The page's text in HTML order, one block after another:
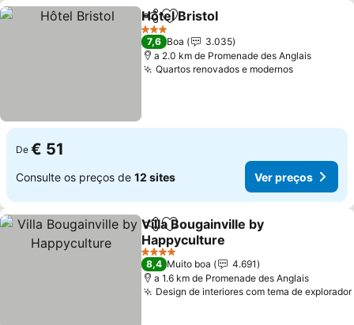
PartilharAdicionar aos favoritos
Hôtel Bristol
3 Estrelas
7,6 Boa
3.035
a 2.0 km de Promenade des Anglais
Quartos renovados e modernosVer
De € 51
Consulte os preços de 12 sites Ver preços
PartilharAdicionar aos favoritos
Villa Bougainville by
Happyculture
Ver preços
4 Estrelas
8,4 Muito boa
4.691
a 1.6 km de Promenade des Anglais
Design de interiores com tema de explorador